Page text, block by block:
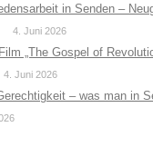
in Senden –
4. Juni 2026
„The Gospel of
4. Juni 2026
– was man in